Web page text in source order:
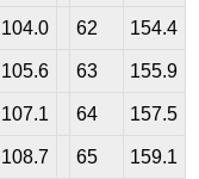
104.0 62 154.4
105.6 63 155.9
107.1 64 157.5
108.7 65 159.1